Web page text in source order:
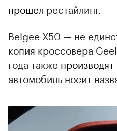
прошел рестайлинг.
Belgee Х50 — не
копия кроссовера
года также производят
автомобиль носит